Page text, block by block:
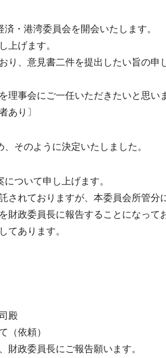
・港湾委員会を開会いたします。
上げます。
、意見書二件を提出したい旨の申
事会にご一任いただきたいと思い
り〕
そのように決定いたしました。
ついて申し上げます。
れておりますが、本委員会所管分
政委員長に報告することになって
てあります。
殿
依頼）
政委員長にご報告願います。